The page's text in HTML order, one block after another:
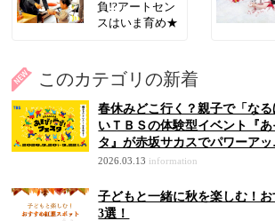
負!?アートセン
スはいま育め★
このカテゴリの新着
春休みどこ行く？親子で「な
いＴＢＳの体験型イベント『
タ』が赤坂サカスでパワーア
2026.03.13 information
子どもと一緒に秋を楽しむ！
3選！